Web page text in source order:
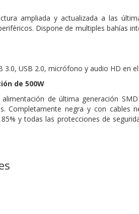
ampliada y actualizada a las
Dispone de multiples bahías
3.0, USB 2.0, micrófono y audio HD
de 500W
de última generación
Completamente negra y con cables
y todas las protecciones de